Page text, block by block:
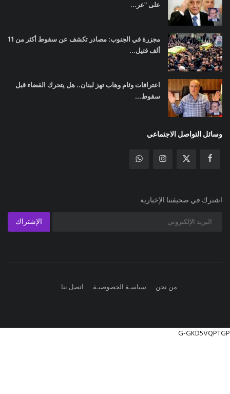
على "عر...
مجزرة في الجنوب: مصادر تكشف عن سقوط أكثر من 11
ألف قتيل...
اعترافات وئام وهاب تهز لبنان.. هل يتحرك القضاء قبل
سقوط...
وسائل التواصل الاجتماعي
اشترك في صحيفتنا الإخبارية
الإشتراك
من نحن سياسـة الخصوصيـة اتصل بنا
G-GKD5VQPTGP